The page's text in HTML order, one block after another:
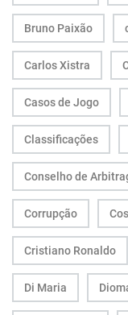
Bruno Paixão
Carlos Xistra
Casos de Jogo
Classificações
Conselho de
Corrupção
Cristiano Ronaldo
Di Maria